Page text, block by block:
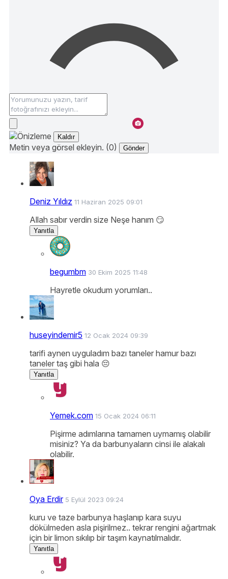
Kaldır
Metin veya görsel ekleyin. (0) Gönder
Deniz Yıldız 11 Haziran 2025 09:01
Allah sabır verdin size Neşe hanım 😏
Yanıtla
begumbm 30 Ekim 2025 11:48
Hayretle okudum yorumları..
huseyindemir5 12 Ocak 2024 09:39
tarifi aynen uyguladım bazı taneler hamur bazı
taneler taş gibi hala 😔
Yanıtla
Yemek.com 15 Ocak 2024 06:11
Pişirme adımlarına tamamen uymamış olabilir
misiniz? Ya da barbunyaların cinsi ile alakalı
olabilir.
Oya Erdir 5 Eylül 2023 09:24
kuru ve taze barbunya haşlanıp kara suyu
dökülmeden asla pişirilmez.. tekrar rengini ağartmak
için bir limon sıkılıp bir taşım kaynatılmalıdır.
Yanıtla